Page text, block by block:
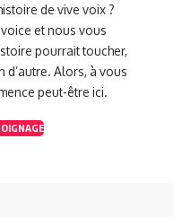
de vive voix ?
et nous vous
pourrait toucher,
d’autre. Alors, à vous
peut-être ici.